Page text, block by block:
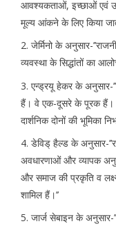
आवश्यकताओं, इच्छाओं एवं
मूल्य आंकने के लिए किया
2. जेर्मिनो के अनुसार-
व्यवस्था के सिद्धांतों का
3. एन्ड्रयू हेकर के अनुसार-
हैं। वे एक-दूसरे के पूरक हैं।
दार्शनिक दोनों की भूमिका
4. डेविड् हैल्ड के अनुसार-
अवधारणाओं और व्यापक
और समाज की प्रकृति व
शामिल हैं।’’
5. जार्ज सेबाइन के अनुसार-